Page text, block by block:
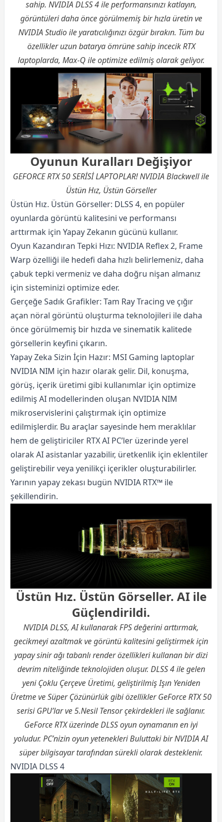
sahip. NVIDIA DLSS 4 ile performansınızı katlayın,
görüntüleri daha önce görülmemiş bir hızla üretin ve
NVIDIA Studio ile yaratıcılığınızı özgür bırakın. Tüm bu
özellikler uzun batarya ömrüne sahip incecik RTX
laptoplarda, Max-Q ile optimize edilmiş olarak geliyor.
Oyunun Kuralları Değişiyor
GEFORCE RTX 50 SERİSİ LAPTOPLAR! NVIDIA Blackwell ile
Üstün Hız, Üstün Görseller
Üstün Hız. Üstün Görseller: DLSS 4, en popüler
oyunlarda görüntü kalitesini ve performansı
arttırmak için Yapay Zekanın gücünü kullanır.
Oyun Kazandıran Tepki Hızı: NVIDIA Reflex 2, Frame
Warp özelliği ile hedefi daha hızlı belirlemeniz, daha
çabuk tepki vermeniz ve daha doğru nişan almanız
için sisteminizi optimize eder.
Gerçeğe Sadık Grafikler: Tam Ray Tracing ve çığır
açan nöral görüntü oluşturma teknolojileri ile daha
önce görülmemiş bir hızda ve sinematik kalitede
görsellerin keyfini çıkarın.
Yapay Zeka Sizin İçin Hazır: MSI Gaming laptoplar
NVIDIA NIM için hazır olarak gelir. Dil, konuşma,
görüş, içerik üretimi gibi kullanımlar için optimize
edilmiş AI modellerinden oluşan NVIDIA NIM
mikroservislerini çalıştırmak için optimize
edilmişlerdir. Bu araçlar sayesinde hem meraklılar
hem de geliştiriciler RTX AI PC’ler üzerinde yerel
olarak AI asistanlar yazabilir, üretkenlik için eklentiler
geliştirebilir veya yenilikçi içerikler oluşturabilirler.
Yarının yapay zekası bugün NVIDIA RTX™ ile
şekillendirin.
Üstün Hız. Üstün Görseller. AI ile
Güçlendirildi.
NVIDIA DLSS, AI kullanarak FPS değerini arttırmak,
gecikmeyi azaltmak ve görüntü kalitesini geliştirmek için
yapay sinir ağı tabanlı render özellikleri kullanan bir dizi
devrim niteliğinde teknolojiden oluşur. DLSS 4 ile gelen
yeni Çoklu Çerçeve Üretimi, geliştirilmiş Işın Yeniden
Üretme ve Süper Çözünürlük gibi özellikler GeForce RTX 50
serisi GPU’lar ve 5.Nesil Tensor çekirdekleri ile sağlanır.
GeForce RTX üzerinde DLSS oyun oynamanın en iyi
yoludur. PC’nizin oyun yetenekleri Buluttaki bir NVIDIA AI
süper bilgisayar tarafından sürekli olarak desteklenir.
NVIDIA DLSS 4